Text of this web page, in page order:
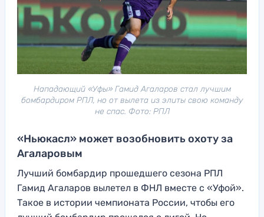
Нападающий «Уфы» Гамид Агаларов стал лучшим
бомбардиром РПЛ, но от вылета из элиты свою команду
не спас. Фото: РПЛ
«Ньюкасл» может возобновить охоту за
Агаларовым
Лучший бомбардир прошедшего сезона РПЛ
Гамид Агаларов вылетел в ФНЛ вместе с «Уфой».
Такое в истории чемпионата России, чтобы его